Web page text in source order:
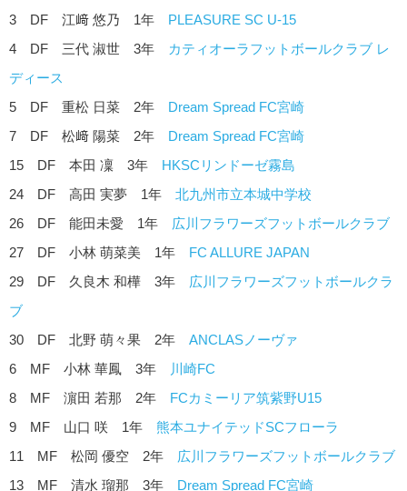
3 DF 江﨑 悠乃 1年 PLEASURE SC U-15
4 DF 三代 淑世 3年
カティオーラフットボールクラブ レ
ディース
5 DF 重松 日菜 2年 Dream Spread FC宮崎
7 DF 松﨑 陽菜 2年 Dream Spread FC宮崎
15 DF 本田 凜 3年 HKSCリンドーゼ霧島
24 DF 高田 実夢 1年 北九州市立本城中学校
26 DF 能田未愛 1年 広川フラワーズフットボールクラブ
27 DF 小林 萌菜美 1年 FC ALLURE JAPAN
29 DF 久良木 和樺 3年 広川フラワーズフットボールクラ
ブ
30 DF 北野 萌々果 2年 ANCLASノーヴァ
6 MF 小林 華鳳 3年
川崎FC
8 MF 濵田 若那 2年 FCカミーリア筑紫野U15
9 MF 山口 咲 1年 熊本ユナイテッドSCフローラ
11 MF 松岡 優空 2年 広川フラワーズフットボールクラブ
13 MF 清水 瑠那 3年 Dream Spread FC宮崎